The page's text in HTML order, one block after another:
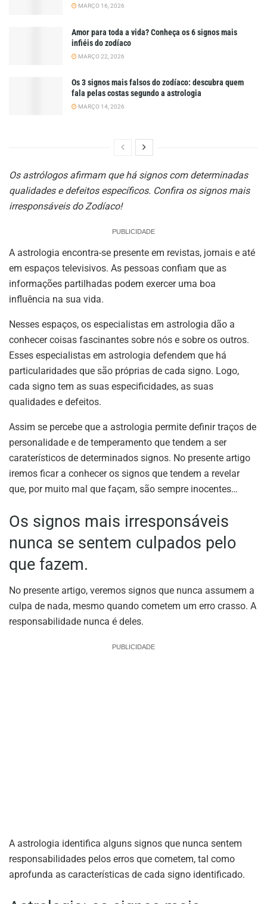
MARÇO 16, 2026
Amor para toda a vida? Conheça os 6 signos mais
infiéis do zodíaco
MARÇO 22, 2026
Os 3 signos mais falsos do zodíaco: descubra quem
fala pelas costas segundo a astrologia
MARÇO 14, 2026
Os astrólogos afirmam que há signos com determinadas
qualidades e defeitos específicos. Confira os signos mais
irresponsáveis do Zodíaco!
PUBLICIDADE
A astrologia encontra-se presente em revistas, jornais e até
em espaços televisivos. As pessoas confiam que as
informações partilhadas podem exercer uma boa
influência na sua vida.
Nesses espaços, os especialistas em astrologia dão a
conhecer coisas fascinantes sobre nós e sobre os outros.
Esses especialistas em astrologia defendem que há
particularidades que são próprias de cada signo. Logo,
cada signo tem as suas especificidades, as suas
qualidades e defeitos.
Assim se percebe que a astrologia permite definir traços de
personalidade e de temperamento que tendem a ser
caraterísticos de determinados signos. No presente artigo
iremos ficar a conhecer os signos que tendem a revelar
que, por muito mal que façam, são sempre inocentes…
Os signos mais irresponsáveis
nunca se sentem culpados pelo
que fazem.
No presente artigo, veremos signos que nunca assumem a
culpa de nada, mesmo quando cometem um erro crasso. A
responsabilidade nunca é deles.
PUBLICIDADE
A astrologia identifica alguns signos que nunca sentem
responsabilidades pelos erros que cometem, tal como
aprofunda as características de cada signo identificado.